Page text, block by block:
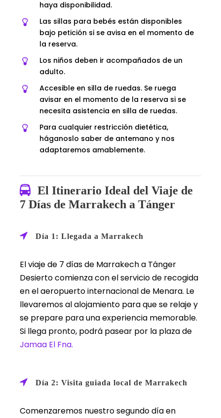
haya disponibilidad.
Las sillas para bebés están disponibles
bajo petición si se avisa en el momento de
la reserva.
Los niños deben ir acompañados de un
adulto.
Accesible en silla de ruedas. Se ruega
avisar en el momento de la reserva si se
necesita asistencia en silla de ruedas.
Para cualquier restricción dietética,
háganoslo saber de antemano y nos
adaptaremos amablemente.
El Itinerario Ideal del Viaje de
7 Días de Marrakech a Tánger
Día 1: Llegada a Marrakech
El viaje de 7 días de Marrakech a Tánger
Desierto comienza con el servicio de recogida
en el aeropuerto internacional de Menara. Le
llevaremos al alojamiento para que se relaje y
se prepare para una experiencia memorable.
Si llega pronto, podrá pasear por la plaza de
Jamaa El Fna.
Día 2: Visita guiada local de Marrakech
Comenzaremos nuestro segundo día en